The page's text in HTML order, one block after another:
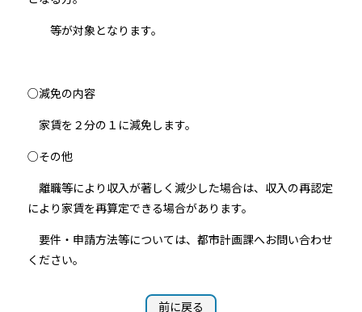
等が対象となります。
○減免の内容
家賃を２分の１に減免します。
○その他
離職等により収入が著しく減少した場合は、収入の再認定
により家賃を再算定できる場合があります。
要件・申請方法等については、都市計画課へお問い合わせ
ください。
前に戻る